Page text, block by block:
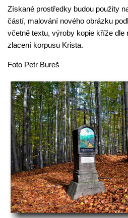
Získané prostředky budou použity
částí, malování nového obrázku
včetně textu, výroby kopie kříže dle
zlacení korpusu Krista.
Foto Petr Bureš